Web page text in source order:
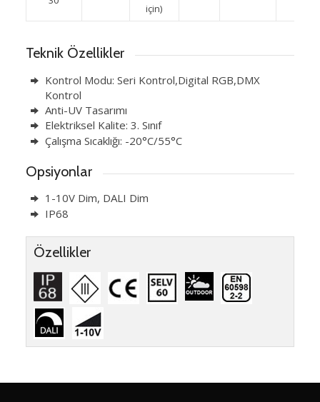
için)
Teknik Özellikler
Kontrol Modu: Seri Kontrol,Digital RGB,DMX
Kontrol
Anti-UV Tasarımı
Elektriksel Kalite: 3. Sınıf
Çalışma Sıcaklığı: -20°C/55°C
Opsiyonlar
1-10V Dim, DALI Dim
IP68
Özellikler